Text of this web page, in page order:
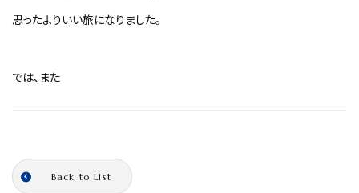
思ったよりいい旅になりました。
では、また
Back to List